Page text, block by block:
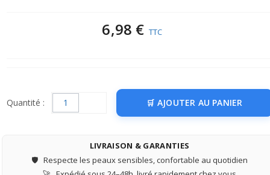
6,98 € TTC
Quantité : AJOUTER AU PANIER
LIVRAISON & GARANTIES
🛡️ Respecte les peaux sensibles, confortable au quotidien